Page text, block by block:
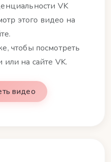
VK
этого видео на
чтобы посмотреть
на сайте VK.
видео